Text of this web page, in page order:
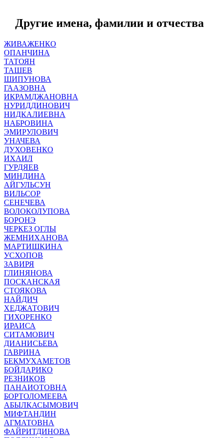
Другие имена, фамилии и отчества
ЖИВАЖЕНКО
ОПАНЧИНА
ТАТОЯН
ТАШЕВ
ШИПУНОВА
ГААЗОВНА
ИКРАМДЖАНОВНА
НУРИДДИНОВИЧ
НИДКАЛИЕВНА
НАБРОВИНА
ЭМИРУЛОВИЧ
УНАЧЕВА
ДУХОВЕНКО
ИХАИЛ
ГУРДЯЕВ
МИНДИНА
АЙГУЛЬСУН
ВИЛЬСОР
СЕНЕЧЕВА
ВОЛОКОЛУПОВА
БОРОНЭ
ЧЕРКЕЗ ОГЛЫ
ЖЕМНИХАНОВА
МАРТИШКИНА
УСХОПОВ
ЗАВИРЯ
ГЛИНЯНОВА
ПОСКАНСКАЯ
СТОЯКОВА
НАЙДИЧ
ХЕДЖАТОВИЧ
ГИХОРЕНКО
ИРАИСА
СИТАМОВИЧ
ДИАНИСЬЕВА
ГАВРИНА
БЕКМУХАМЕТОВ
БОЙДАРИКО
РЕЗНИКОВ
ПАНАИОТОВНА
БОРТОЛОМЕЕВА
АБЫЛКАСЫМОВИЧ
МИФТАНДИН
АГМАТОВНА
ФАЙРИТДИНОВА